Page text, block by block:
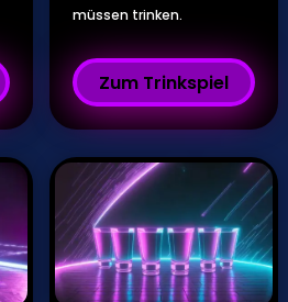
müssen trinken.
Zum Trinkspiel